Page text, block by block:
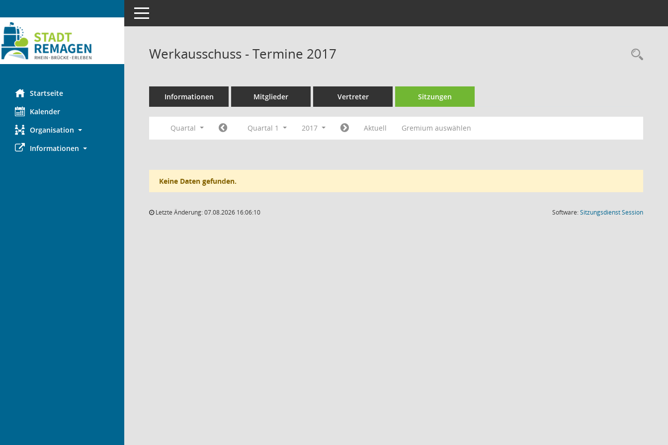
Startseite
Kalender
Organisation
Informationen
Toggle navigation
Werkausschuss - Termine 2017
Informationen Mitglieder Vertreter Sitzungen
Quartal Quartal 1 2017 Aktuell Gremium auswählen
Keine Daten gefunden.
Letzte Änderung: 07.08.2026 16:06:10 Software:SitzungsdienstSession(Wird in